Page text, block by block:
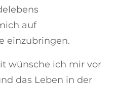
auf
einzubringen.
wünsche ich mir vor
das Leben in der